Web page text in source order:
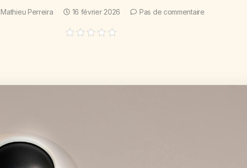
Mathieu Perreira 16 février 2026 Pas de commentaire